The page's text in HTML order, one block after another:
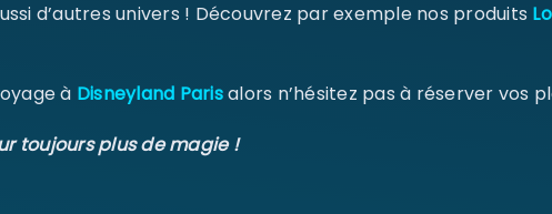
d’autres univers ! Découvrez par exemple nos produits
à Disneyland Parisalors n’hésitez pas à réserver vos
toujours plus de magie !